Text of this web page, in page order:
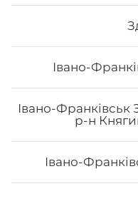
Івано-
Івано-Франківськ
р-н
Івано-
Філадельфія з
сир філадельфія